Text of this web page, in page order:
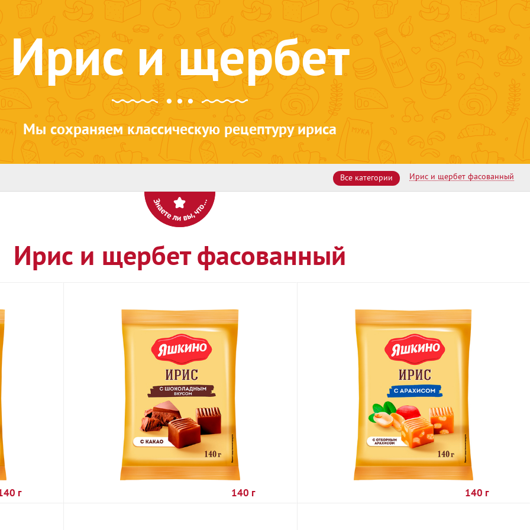
Ирис и щербет
Мы сохраняем классическую рецептуру ириса
Все категории Ирис и щербет фасованный
Ирис и щербет фасованный
г 140 г 140 г